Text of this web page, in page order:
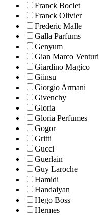
Franck Boclet
Franck Olivier
Frederic Malle
Galla Parfums
Genyum
Gian Marco Venturi
Giardino Magico
Giinsu
Giorgio Armani
Givenchy
Gloria
Gloria Perfumes
Gogor
Gritti
Gucci
Guerlain
Guy Laroche
Hamidi
Handaiyan
Hego Boss
Hermes